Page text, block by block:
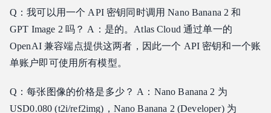
Q：我可以用一个 API 密钥同时调用 Nano Banana 2 和
GPT Image 2 吗？ A：是的。Atlas Cloud 通过单一的
OpenAI 兼容端点提供这两者，因此一个 API 密钥和一个账
单账户即可使用所有模型。
Q：每张图像的价格是多少？ A：Nano Banana 2 为
USD0.080 (t2i/ref2img)，Nano Banana 2 (Developer) 为